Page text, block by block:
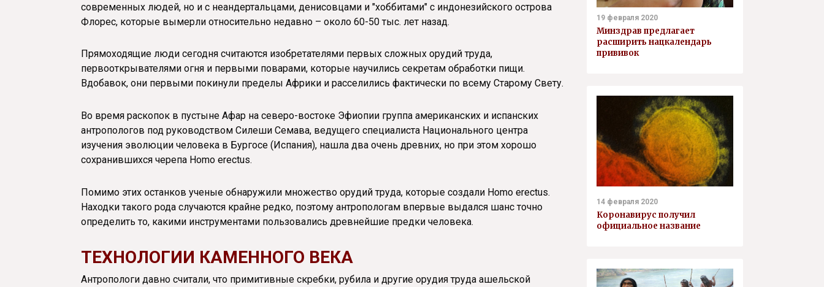
современных людей, но и с неандертальцами, денисовцами и "хоббитами" с индонезийского острова
Флорес, которые вымерли относительно недавно – около 60-50 тыс. лет назад.
Прямоходящие люди сегодня считаются изобретателями первых сложных орудий труда,
первооткрывателями огня и первыми поварами, которые научились секретам обработки пищи.
Вдобавок, они первыми покинули пределы Африки и расселились фактически по всему Старому Свету.
Во время раскопок в пустыне Афар на северо-востоке Эфиопии группа американских и испанских
антропологов под руководством Силеши Семава, ведущего специалиста Национального центра
изучения эволюции человека в Бургосе (Испания), нашла два очень древних, но при этом хорошо
сохранившихся черепа Homo erectus.
Помимо этих останков ученые обнаружили множество орудий труда, которые создали Homo erectus.
Находки такого рода случаются крайне редко, поэтому антропологам впервые выдался шанс точно
определить то, какими инструментами пользовались древнейшие предки человека.
ТЕХНОЛОГИИ КАМЕННОГО ВЕКА
Антропологи давно считали, что примитивные скребки, рубила и другие орудия труда ашельской
19 февраля 2020
Минздрав предлагает
расширить нацкалендарь
прививок
14 февраля 2020
Коронавирус получил
официальное название